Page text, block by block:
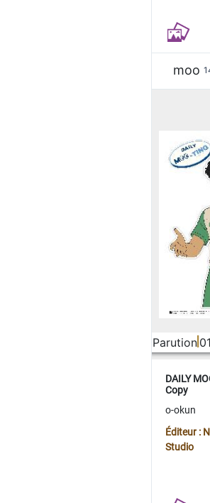
moo
Parution
DAILY
Copy
o-okun
Éditeur :
Studio